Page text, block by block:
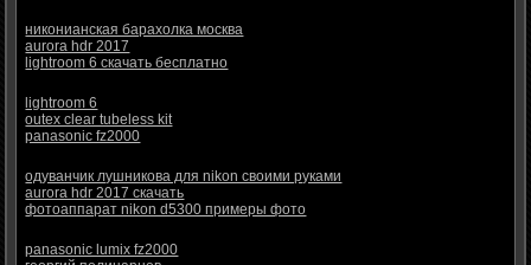
никонианская барахолка москва
aurora hdr 2017
lightroom 6 скачать бесплатно
lightroom 6
outex clear tubeless kit
panasonic fz2000
одуванчик лушникова для nikon своими руками
aurora hdr 2017 скачать
фотоаппарат nikon d5300 примеры фото
panasonic lumix fz2000